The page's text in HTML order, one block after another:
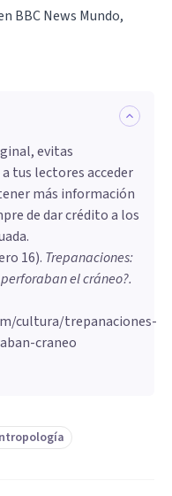
BBC News Mundo,
evitas
tus lectores acceder
más información
de dar crédito a los
16). Trepanaciones:
el cráneo?.
cultura/trepanaciones-
craneo